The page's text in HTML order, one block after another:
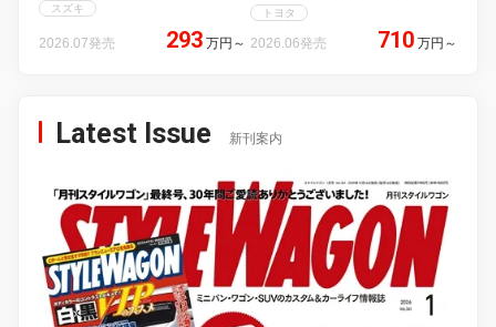
スズキ
2026.07発売 293 万円 ～
トヨタ
2026.06発売 710 万円 ～
Latest Issue 新刊案内